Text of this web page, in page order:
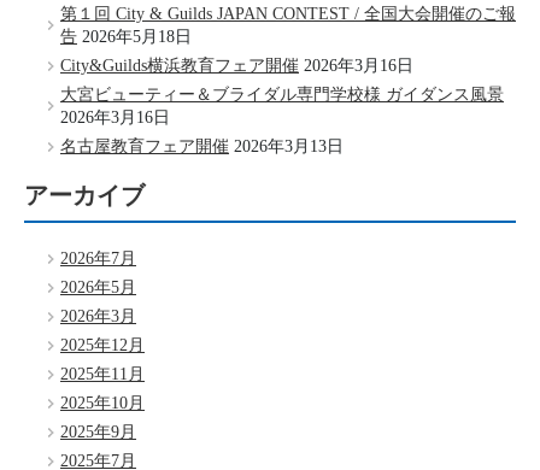
第１回 City & Guilds JAPAN CONTEST / 全国大会開催のご報
告 2026年5月18日
City&Guilds横浜教育フェア開催 2026年3月16日
大宮ビューティー＆ブライダル専門学校様 ガイダンス風景
2026年3月16日
名古屋教育フェア開催 2026年3月13日
アーカイブ
2026年7月
2026年5月
2026年3月
2025年12月
2025年11月
2025年10月
2025年9月
2025年7月